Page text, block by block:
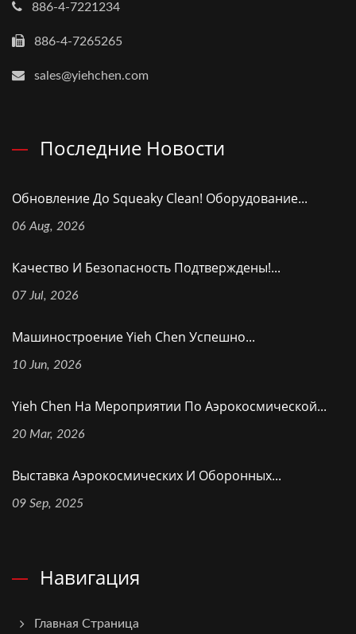
886-4-7221234
886-4-7265265
sales@yiehchen.com
Последние Новости
Обновление До Squeaky Clean! Оборудование...
06 Aug, 2026
Качество И Безопасность Подтверждены!...
07 Jul, 2026
Машиностроение Yieh Chen Успешно...
10 Jun, 2026
Yieh Chen На Мероприятии По Аэрокосмической...
20 Mar, 2026
Выставка Аэрокосмических И Оборонных...
09 Sep, 2025
Навигация
Главная Страница